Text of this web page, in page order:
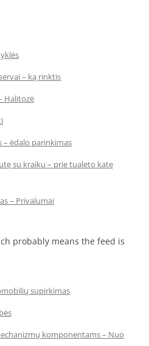
– ką rinktis
Halitozė
– ėdalo parinkimas
su kraiku – prie tualeto katę
– Privalumai
probably means the feed is
supirkimas
komponentams – Nuo